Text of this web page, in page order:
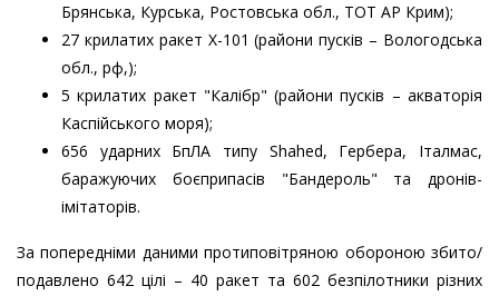
Брянська, Курська, Ростовська обл., ТОТ АР Крим);
27 крилатих ракет Х-101 (райони пусків – Вологодська
обл., рф,);
5 крилатих ракет "Калібр" (райони пусків – акваторія
Каспійського моря);
656 ударних БпЛА типу Shahed, Гербера, Італмас,
баражуючих боєприпасів "Бандероль" та дронів-
імітаторів.
За попередніми даними протиповітряною обороною збито/
подавлено 642 цілі – 40 ракет та 602 безпілотники різних